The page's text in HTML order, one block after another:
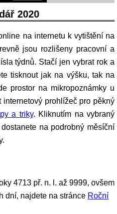
2020
jsou rozlišeny pracovní a
týdnů. Stačí jen vybrat rok a
tisknout jak na výšku, tak na
prostor na mikropoznámky u
prohlížeč pro pěkný
a triky. Kliknutím na vybraný
na podrobný měsíční
4713 př. n. l. až 9999, ovšem
dní, najdete na stránce Roční